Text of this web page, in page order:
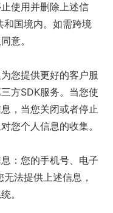
使用并删除上述信
和国境内。如需跨境
意。
您提供更好的客户服
方SDK服务。当您使
，当您关闭或者停止
您个人信息的收集。
：您的手机号、电子
法提供上述信息，
。